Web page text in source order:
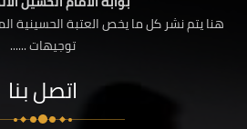
هنا يتم نشر كل ما يخص العتبة الحسينية
توجيهات ......
اتصل بنا